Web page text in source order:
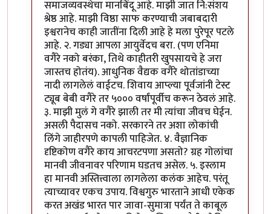
समाजव्यवस्थेचा मानबिंदू आहे. माझी जात नि:संशय
श्रेष्ठ आहे. माझी विष्ठा साफ करण्याची जबाबदारी
इश्वरानेच काही जातींना दिली आहे हे मला पुरेपूर पटले
आहे. २. गड्या आपला आयुर्वेदच बरा. (पण एनिमा
वगैरे नको बरंका, तिथे काहीतरी खुपसायचे हे जरा
जास्तच होतंय). आधुनिक वैद्यक वगैरे थोतांडाच्या
नादी लागलेलं वाईटच. शिवाय आप्ल्या पूर्वजांनी टेस्ट
ट्यूब बेबी वगैरे तर ५००० वर्षांपूर्वीच करून ठेवलं आहे.
३. माझी मुलं गे वगैरे झाली तर मी त्यांचा जीवच घेईन.
असली पैदासच नको. सरकारने तर अशा लोकांची
लिंगे जाहीरपणे कापली पाहिजेत. ४. वैज्ञानिक
दृष्टिकोण वगैरे काय आचरटपणा असतो? ग्रह गोलांचा
मानवी जीवनावर परिणाम घडतच असेल. ५. इस्लाम
हा मानवी अस्तित्त्वाला लागलेला कलंक आहेच. परंतू
त्याच्यावर एकच उपाय. विश्वगुरु भारताने आधी एकेक
करत अखंड भारत पार जावा-सुमात्रा पर्यंत ते काबूल